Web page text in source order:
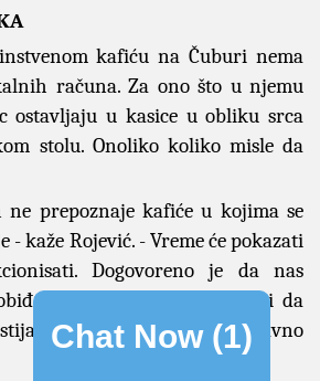
kafiću na Čuburi nema
računa. Za ono što u njemu
ostavljaju u kasice u obliku srca
stolu. Onoliko koliko misle da
ne prepoznaje kafiće u kojima se
- kaže Rojević. - Vreme će pokazati
Dogovoreno je da nas
sve nadležne inspekcije i da
pomognu da sve pravno
Chat Now (1)